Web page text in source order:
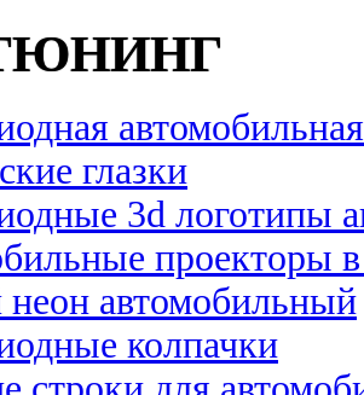
глазки
3d логотипы
проекторы
автомобильный
колпачки